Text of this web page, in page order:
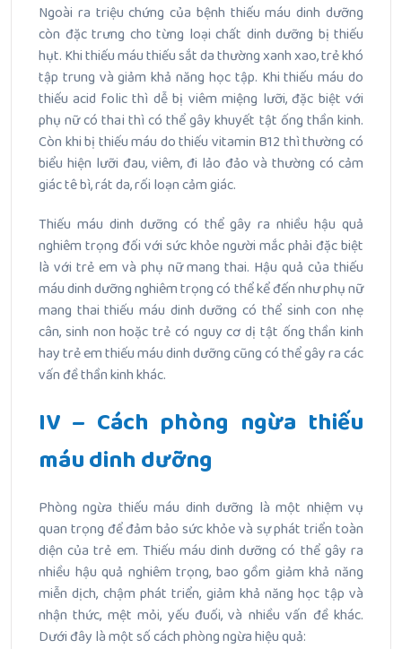
Ngoài ra triệu chứng của bệnh thiếu máu dinh dưỡng
còn đặc trưng cho từng loại chất dinh dưỡng bị thiếu
hụt. Khi thiếu máu thiếu sắt da thường xanh xao, trẻ khó
tập trung và giảm khả năng học tập. Khi thiếu máu do
thiếu acid folic thì dễ bị viêm miệng lưỡi, đặc biệt với
phụ nữ có thai thì có thể gây khuyết tật ống thần kinh.
Còn khi bị thiếu máu do thiếu vitamin B12 thì thường có
biểu hiện lưỡi đau, viêm, đi lảo đảo và thường có cảm
giác tê bì, rát da, rối loạn cảm giác.
Thiếu máu dinh dưỡng có thể gây ra nhiều hậu quả
nghiêm trọng đối với sức khỏe người mắc phải đặc biệt
là với trẻ em và phụ nữ mang thai. Hậu quả của thiếu
máu dinh dưỡng nghiêm trọng có thể kể đến như phụ nữ
mang thai thiếu máu dinh dưỡng có thể sinh con nhẹ
cân, sinh non hoặc trẻ có nguy cơ dị tật ống thần kinh
hay trẻ em thiếu máu dinh dưỡng cũng có thể gây ra các
vấn đề thần kinh khác.
IV – Cách phòng ngừa thiếu
máu dinh dưỡng
Phòng ngừa thiếu máu dinh dưỡng là một nhiệm vụ
quan trọng để đảm bảo sức khỏe và sự phát triển toàn
diện của trẻ em. Thiếu máu dinh dưỡng có thể gây ra
nhiều hậu quả nghiêm trọng, bao gồm giảm khả năng
miễn dịch, chậm phát triển, giảm khả năng học tập và
nhận thức, mệt mỏi, yếu đuối, và nhiều vấn đề khác.
Dưới đây là một số cách phòng ngừa hiệu quả: